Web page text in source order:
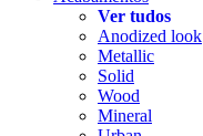
Ver tudos
Anodized look
Metallic
Solid
Wood
Mineral